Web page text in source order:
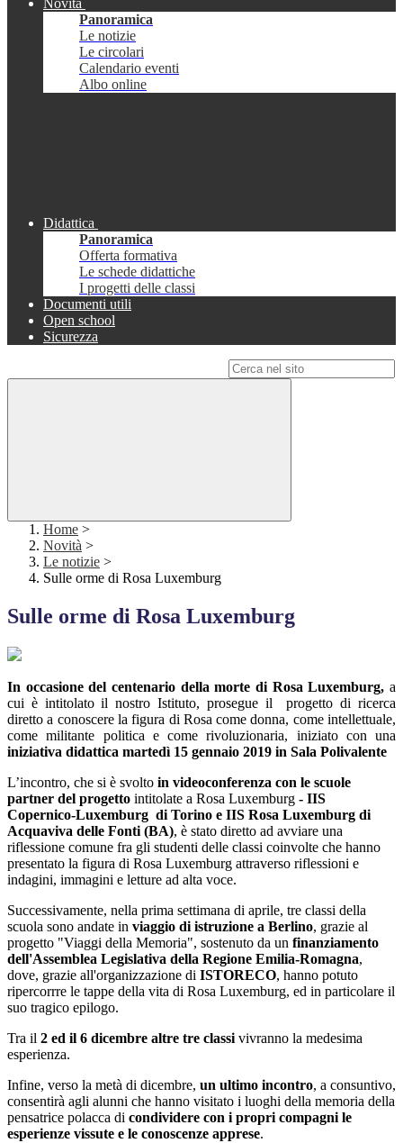
Novità
Panoramica
Le notizie
Le circolari
Calendario eventi
Albo online
Didattica
Panoramica
Offerta formativa
Le schede didattiche
I progetti delle classi
Documenti utili
Open school
Sicurezza
Home >
Novità >
Le notizie >
Sulle orme di Rosa Luxemburg
Sulle orme di Rosa Luxemburg
In occasione del centenario della morte di Rosa Luxemburg, a
cui è intitolato il nostro Istituto, prosegue il progetto di ricerca
diretto a conoscere la figura di Rosa come donna, come intellettuale,
come militante politica e come rivoluzionaria, iniziato con una
iniziativa didattica martedì 15 gennaio 2019 in Sala Polivalente
L’incontro, che si è svolto in videoconferenza con le scuole
partner del progetto intitolate a Rosa Luxemburg - IIS
Copernico-Luxemburg di Torino e IIS Rosa Luxemburg di
Acquaviva delle Fonti (BA), è stato diretto ad avviare una
riflessione comune fra gli studenti delle classi coinvolte che hanno
presentato la figura di Rosa Luxemburg attraverso riflessioni e
indagini, immagini e letture ad alta voce.
Successivamente, nella prima settimana di aprile, tre classi della
scuola sono andate in viaggio di istruzione a Berlino, grazie al
progetto "Viaggi della Memoria", sostenuto da un finanziamento
dell'Assemblea Legislativa della Regione Emilia-Romagna,
dove, grazie all'organizzazione di ISTORECO, hanno potuto
ripercorrre le tappe della vita di Rosa Luxemburg, ed in particolare il
suo tragico epilogo.
Tra il 2 ed il 6 dicembre altre tre classi vivranno la medesima
esperienza.
Infine, verso la metà di dicembre, un ultimo incontro, a consuntivo,
consentirà agli alunni che hanno visitato i luoghi della memoria della
pensatrice polacca di condividere con i propri compagni le
esperienze vissute e le conoscenze apprese.